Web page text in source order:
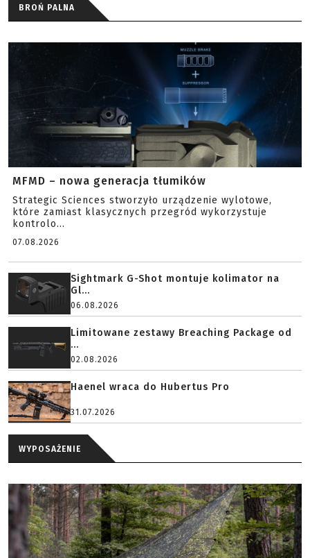
BROŃ PALNA
MFMD – nowa generacja tłumików
Strategic Sciences stworzyło urządzenie wylotowe,
które zamiast klasycznych przegród wykorzystuje
kontrolo...
07.08.2026
Sightmark G-Shot montuje kolimator na
Gl...
06.08.2026
Limitowane zestawy Breaching Package od
...
02.08.2026
Haenel wraca do Hubertus Pro
31.07.2026
WYPOSAŻENIE